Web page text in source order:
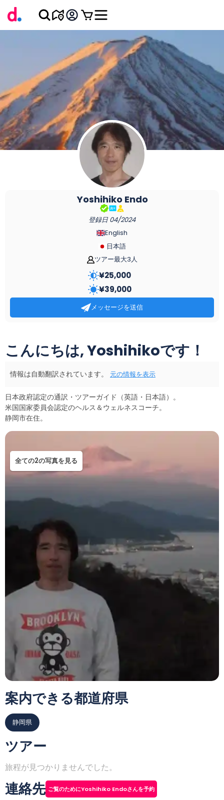
こんにちは, Yoshihikoです！
情報は自動翻訳されています。 元の情報を表示
日本政府認定の通訳・ツアーガイド（英語・日本語）。
米国国家委員会認定のヘルス＆ウェルネスコーチ。
全ての2の写真を見る
案内できる都道府県
静岡県
ツアー
旅程が見つかりませんでした。
連絡先 ご覧のためにYoshihiko Endoさんを予約
Yoshihiko Endo
登録日 04/2024
English
日本語
ツアー最大3人
¥25,000
¥39,000
メッセージを送信